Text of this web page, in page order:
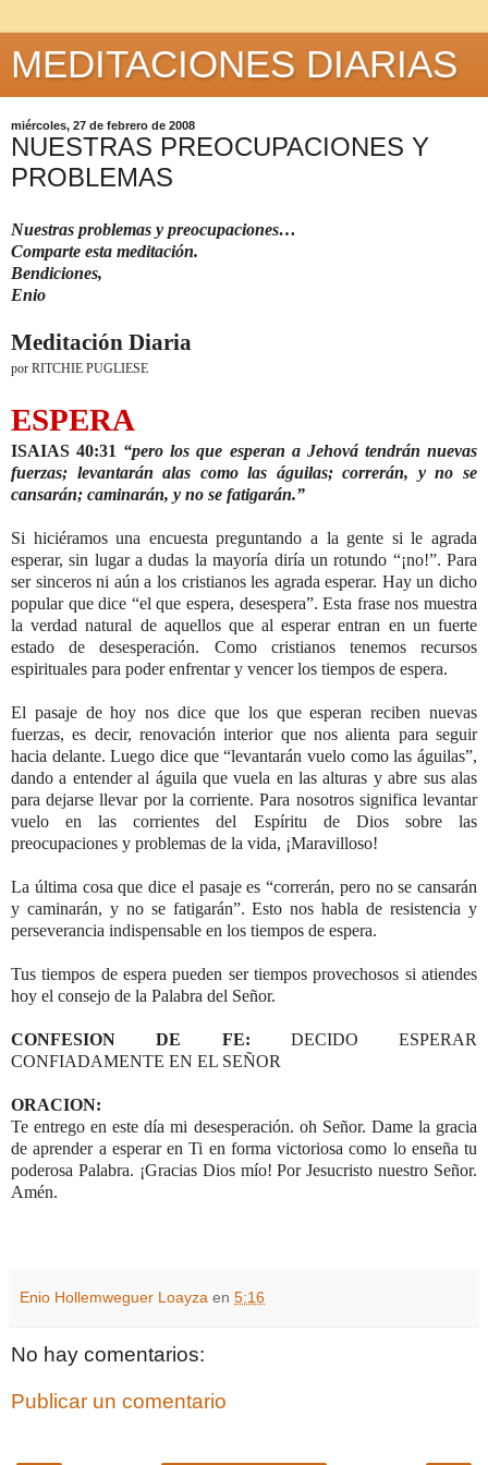
MEDITACIONES DIARIAS
miércoles, 27 de febrero de 2008
NUESTRAS PREOCUPACIONES Y
PROBLEMAS
Nuestras problemas y preocupaciones…
Comparte esta meditación.
Bendiciones,
Enio
Meditación Diaria
por RITCHIE PUGLIESE
ESPERA
ISAIAS 40:31 “pero los que esperan a Jehová tendrán nuevas
fuerzas; levantarán alas como las águilas; correrán, y no se
cansarán; caminarán, y no se fatigarán.”
Si hiciéramos una encuesta preguntando a la gente si le agrada
esperar, sin lugar a dudas la mayoría diría un rotundo “¡no!”. Para
ser sinceros ni aún a los cristianos les agrada esperar. Hay un dicho
popular que dice “el que espera, desespera”. Esta frase nos muestra
la verdad natural de aquellos que al esperar entran en un fuerte
estado de desesperación. Como cristianos tenemos recursos
espirituales para poder enfrentar y vencer los tiempos de espera.
El pasaje de hoy nos dice que los que esperan reciben nuevas
fuerzas, es decir, renovación interior que nos alienta para seguir
hacia delante. Luego dice que “levantarán vuelo como las águilas”,
dando a entender al águila que vuela en las alturas y abre sus alas
para dejarse llevar por la corriente. Para nosotros significa levantar
vuelo en las corrientes del Espíritu de Dios sobre las
preocupaciones y problemas de la vida, ¡Maravilloso!
La última cosa que dice el pasaje es “correrán, pero no se cansarán
y caminarán, y no se fatigarán”. Esto nos habla de resistencia y
perseverancia indispensable en los tiempos de espera.
Tus tiempos de espera pueden ser tiempos provechosos si atiendes
hoy el consejo de la Palabra del Señor.
CONFESION DE FE: DECIDO ESPERAR
CONFIADAMENTE EN EL SEÑOR
ORACION:
Te entrego en este día mi desesperación. oh Señor. Dame la gracia
de aprender a esperar en Ti en forma victoriosa como lo enseña tu
poderosa Palabra. ¡Gracias Dios mío! Por Jesucristo nuestro Señor.
Amén.
Enio Hollemweguer Loayza en 5:16
No hay comentarios:
Publicar un comentario